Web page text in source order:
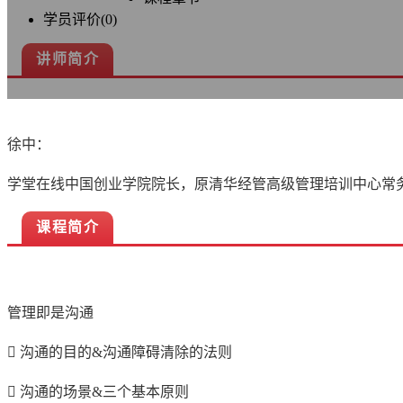
学员评价(0)
讲师简介
徐中：
学堂在线中国创业学院院长，原清华经管高级管理培训中心常
课程简介
管理即是沟通
 沟通的目的&沟通障碍清除的法则
 沟通的场景&三个基本原则